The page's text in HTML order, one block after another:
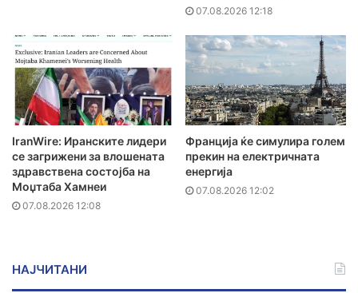
07.08.2026 12:18
IranWire: Иранските лидери
се загрижени за влошената
здравствена состојба на
Моџтаба Хамнеи
07.08.2026 12:08
Франција ќе симулира голем
прекин на електричната
енергија
07.08.2026 12:02
НАЈЧИТАНИ